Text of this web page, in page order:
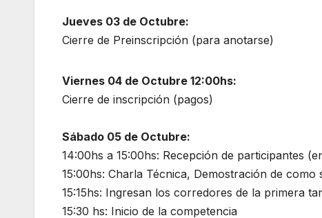
Jueves 03 de Octubre:
Cierre de Preinscripción (para anotarse)
Viernes 04 de Octubre 12:00hs:
Cierre de inscripción (pagos)
Sábado 05 de Octubre:
14:00hs a 15:00hs: Recepción de participantes
15:00hs: Charla Técnica, Demostración de como
15:15hs: Ingresan los corredores de la primera
15:30 hs: Inicio de la competencia